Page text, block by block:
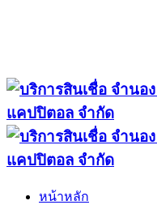
หน้าหลัก